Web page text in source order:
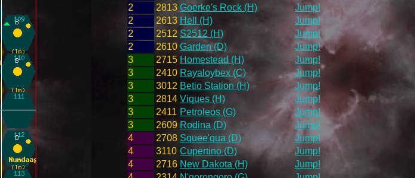
2
2813 Goerke's Rock (H)
Jump!
2
2613 Hell (H)
Jump!
2
2512 S2512 (H)
Jump!
2
2610 Garden (D)
Jump!
3
2715 Homestead (H)
Jump!
3
2410 Rayaloybex (C)
Jump!
3
3012 Betio Station (H)
Jump!
3
2814 Viques (H)
Jump!
3
2411 Petroleos (G)
Jump!
3
2609 Rodina (D)
Jump!
4
2708 Squee'qua (D)
Jump!
4
3110 Cupertino (D)
Jump!
4
2716 New Dakota (H)
Jump!